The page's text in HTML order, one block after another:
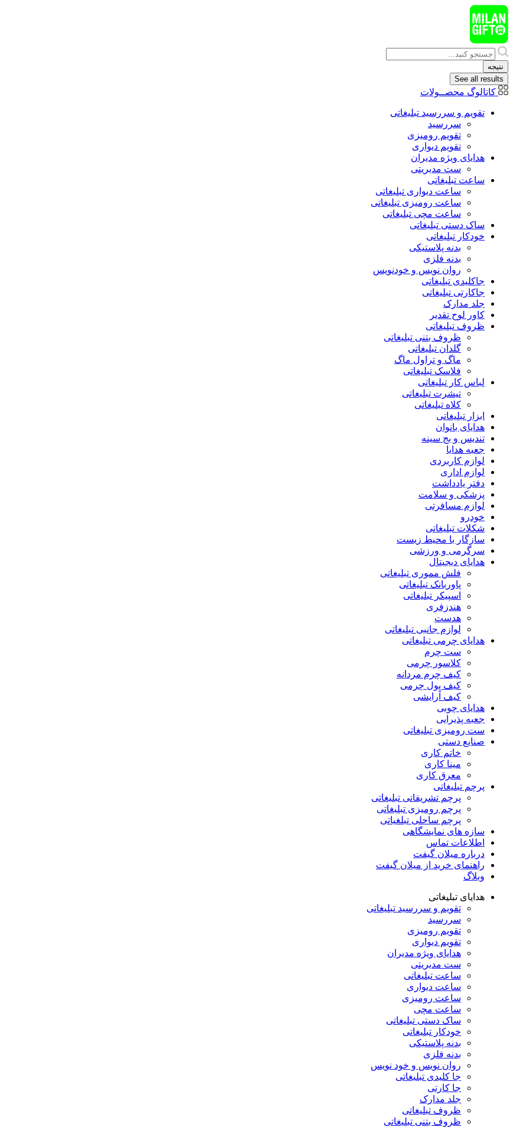
پرش
به
محتوا
Search
...
نتیجه
See all results
کاتالوگ محصــولات
تقویم و سررسید تبلیغاتی
سررسید
تقویم رومیزی
تقویم دیواری
هدایای ويژه مدیران
ست مدیریتی
ساعت تبلیغاتی
ساعت دیواری تبلیغاتی
ساعت رومیزی تبلیغاتی
ساعت مچی تبلیغاتی
ساک دستی تبلیغاتی
خودکار تبلیغاتی
بدنه پلاستیکی
بدنه فلزی
روان نویس و خودنویس
جاکلیدی تبلیغاتی
جاکارتی تبلیغاتی
جلد مدارک
کاور لوح تقدیر
ظروف تبلیغاتی
ظروف بتنی تبلیغاتی
گلدان تبلیغاتی
ماگ و تراول ماگ
فلاسک تبلیغاتی
لباس کار تبلیغاتی
تیشرت تبلیغاتی
کلاه تبلیغاتی
ابزار تبلیغاتی
هدایای بانوان
تندیس و بج سینه
جعبه هدایا
لوازم کاربردی
لوازم اداری
دفتر یادداشت
پزشکی و سلامت
لوازم مسافرتی
خودرو
شکلات تبلیغاتی
سازگار با محیط زیست
سرگرمی و ورزشی
هدایای دیجیتال
فلش مموری تبلیغاتی
پاوربانک تبلیغاتی
اسپیکر تبلیغاتی
هندزفری
هدست
لوازم جانبی تبلیغاتی
هدایای چرمی تبلیغاتی
ست چرم
کلاسور چرمی
کیف چرم مردانه
کیف پول چرمی
کیف آرایشی
هدایای چوبی
جعبه پذیرایی
ست رومیزی تبلیغاتی
صنایع دستی
خاتم کاری
مینا کاری
معرق کاری
پرچم تبلیغاتی
پرچم تشریفاتی تبلیغاتی
پرچم رومیزی تبلیغاتی
پرچم ساحلی تبلغیاتی
سازه های نمایشگاهی
اطلاعات تماس
درباره میلان گیفت
راهنمای خرید از میلان گیفت
وبلاگ
هدایای تبلیغاتی
تقویم و سررسید تبلیغاتی
سررسید
تقویم رومیزی
تقویم دیواری
هدایای ویژه مدیران
ست مدیریتی
ساعت تبلیغاتی
ساعت دیواری
ساعت رومیزی
ساعت مچی
ساک دستی تبلیغاتی
خودکار تبلیغاتی
بدنه پلاستیکی
بدنه فلزی
روان نویس و خود نویس
جا کلیدی تبلیغاتی
جا کارتی
جلد مدارک
ظروف تبلیغاتی
ظروف بتنی تبلیغاتی